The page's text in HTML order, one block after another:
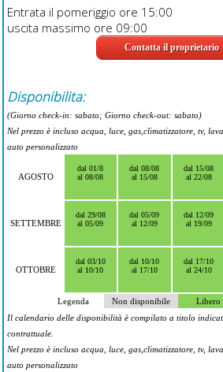
Entrata il pomeriggio ore 15:00
uscita massimo ore 09:00
Contatta il proprietario
Disponibilita:
(Giorno check-in: sabato; Giorno check-out: sabato)
Nel prezzo è incluso acqua, luce, gas,climatizzatore, tv,
auto personalizzato
AGOSTO
dal 01/8
al 08/08
dal 08/08
al 15/08
dal 15/08
al 22/08
SETTEMBRE
dal 29/08
al 05/09
dal 05/09
al 12/09
dal 12/09
al 19/09
OTTOBRE
dal 03/10
al 10/10
dal 10/10
al 17/10
dal 17/10
al 24/10
Legenda Non disponibile Libero
Il calendario delle disponibilità è compilato a titolo
contrattuale.
Nel prezzo è incluso acqua, luce, gas,climatizzatore, tv,
auto personalizzato